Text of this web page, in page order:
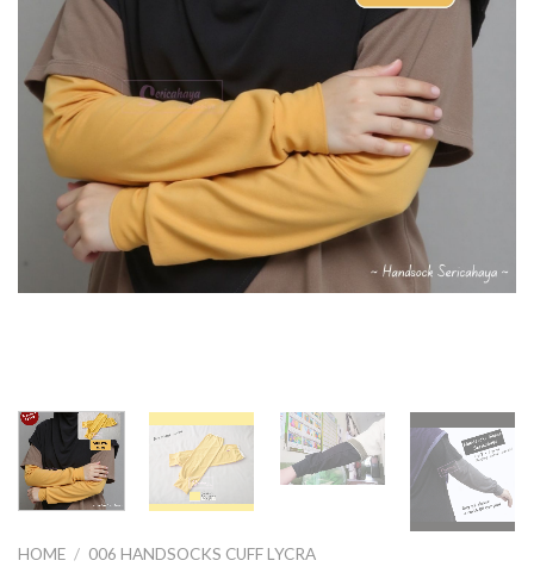
HOME / 006 HANDSOCKS CUFF LYCRA